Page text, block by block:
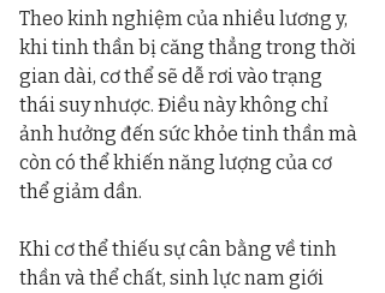
Theo kinh nghiệm của nhiều lương y,
khi tinh thần bị căng thẳng trong thời
gian dài, cơ thể sẽ dễ rơi vào trạng
thái suy nhược. Điều này không chỉ
ảnh hưởng đến sức khỏe tinh thần mà
còn có thể khiến năng lượng của cơ
thể giảm dần.
Khi cơ thể thiếu sự cân bằng về tinh
thần và thể chất, sinh lực nam giới